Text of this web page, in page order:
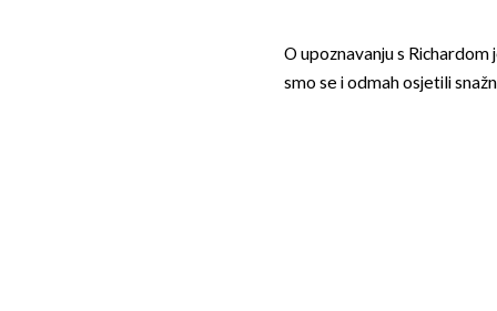
O upoznavanju s
smo se i odmah osjetili